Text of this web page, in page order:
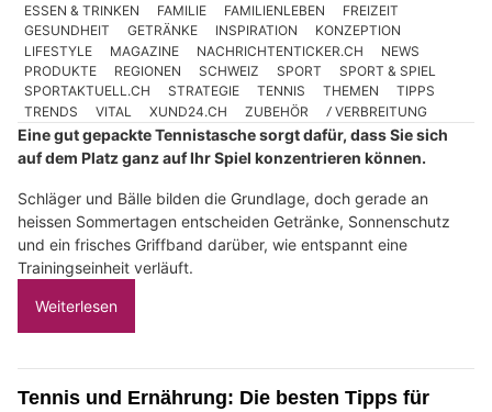
ESSEN & TRINKEN
FAMILIE FAMILIENLEBEN
FREIZEIT
GESUNDHEIT
GETRÄNKE INSPIRATION
KONZEPTION
LIFESTYLE
MAGAZINE NACHRICHTENTICKER.CH
NEWS
PRODUKTE
REGIONEN SCHWEIZ SPORT
SPORT & SPIEL
SPORTAKTUELL.CH
STRATEGIE TENNIS THEMEN
TIPPS
TRENDS
VITAL XUND24.CH ZUBEHÖR Ⳇ VERBREITUNG
Eine gut gepackte Tennistasche sorgt dafür, dass Sie sich
auf dem Platz ganz auf Ihr Spiel konzentrieren können.
Schläger und Bälle bilden die Grundlage, doch gerade an
heissen Sommertagen entscheiden Getränke, Sonnenschutz
und ein frisches Griffband darüber, wie entspannt eine
Trainingseinheit verläuft.
Weiterlesen
Tennis und Ernährung: Die besten Tipps für